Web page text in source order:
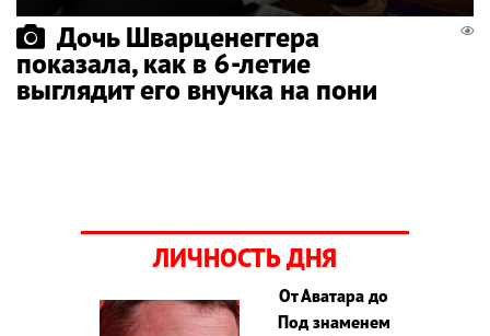
Дочь Шварценеггера
показала, как в 6-летие
выглядит его внучка на пони
ЛИЧНОСТЬ ДНЯ
От Аватара до
Под знаменем